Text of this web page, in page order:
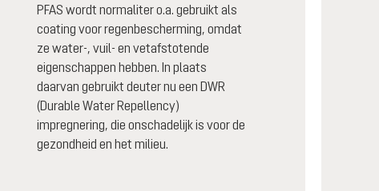
PFAS wordt normaliter o.a. gebruikt als
coating voor regenbescherming, omdat
ze water-, vuil- en vetafstotende
eigenschappen hebben. In plaats
daarvan gebruikt deuter nu een DWR
(Durable Water Repellency)
impregnering, die onschadelijk is voor de
gezondheid en het milieu.